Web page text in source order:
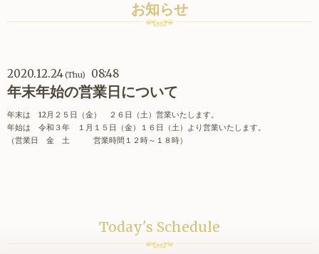
お知らせ
2020.12.24(Thu) 08:48
年末年始の営業日について
年末は 12月２５日（金） ２６日（土）営業いたします。
年始は 令和３年 １月１５日（金）１６日（土）より営業いたします。
（営業日 金 土 営業時間１２時～１８時）
Today's Schedule